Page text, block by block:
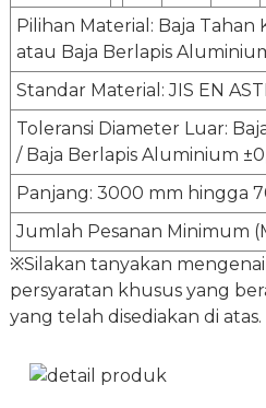
Pilihan Material: Baja Tahan
atau Baja Berlapis
Standar Material: JIS EN
Toleransi Diameter Luar:
/ Baja Berlapis Aluminium
Panjang: 3000 mm hingga
Jumlah Pesanan Minimum
※Silakan tanyakan
persyaratan khusus yang
yang telah disediakan di atas.